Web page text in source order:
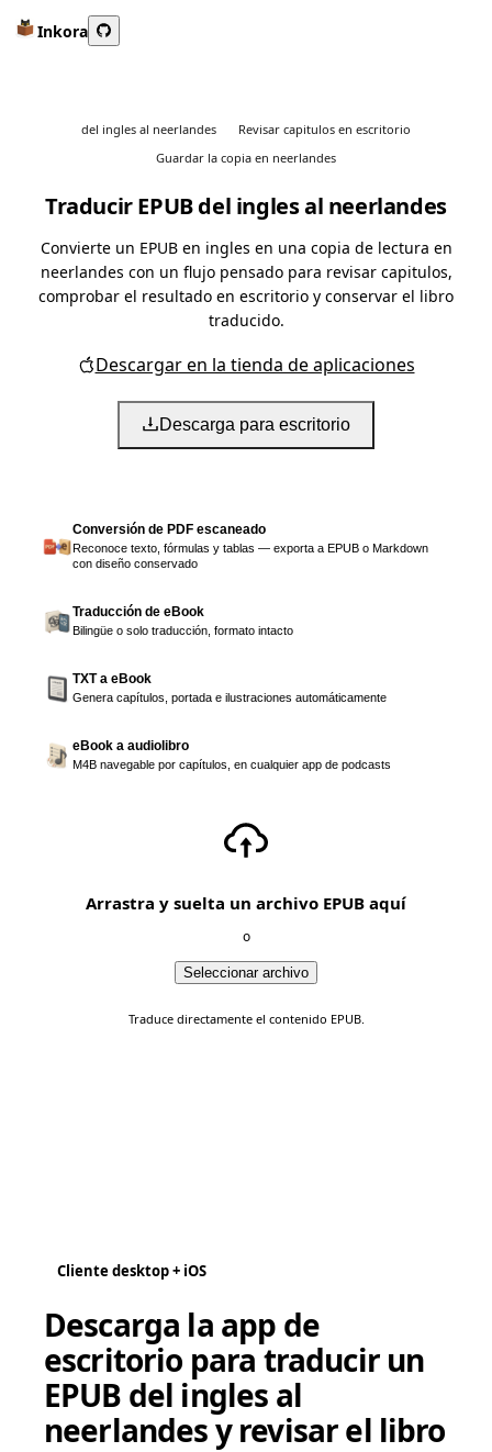
Inkora
del ingles al neerlandes
Revisar capitulos en escritorio
Guardar la copia en neerlandes
Traducir EPUB del ingles al neerlandes
Convierte un EPUB en ingles en una copia de lectura en
neerlandes con un flujo pensado para revisar capitulos,
comprobar el resultado en escritorio y conservar el libro
traducido.
Descargar en la tienda de aplicaciones
Descarga para escritorio
Conversión de PDF escaneado
Reconoce texto, fórmulas y tablas — exporta a EPUB o Markdown
con diseño conservado
Traducción de eBook
Bilingüe o solo traducción, formato intacto
TXT a eBook
Genera capítulos, portada e ilustraciones automáticamente
eBook a audiolibro
M4B navegable por capítulos, en cualquier app de podcasts
Arrastra y suelta un archivo EPUB aquí
o
Seleccionar archivo
Traduce directamente el contenido EPUB.
Cliente desktop + iOS
Descarga la app de
escritorio para traducir un
EPUB del ingles al
neerlandes y revisar el libro